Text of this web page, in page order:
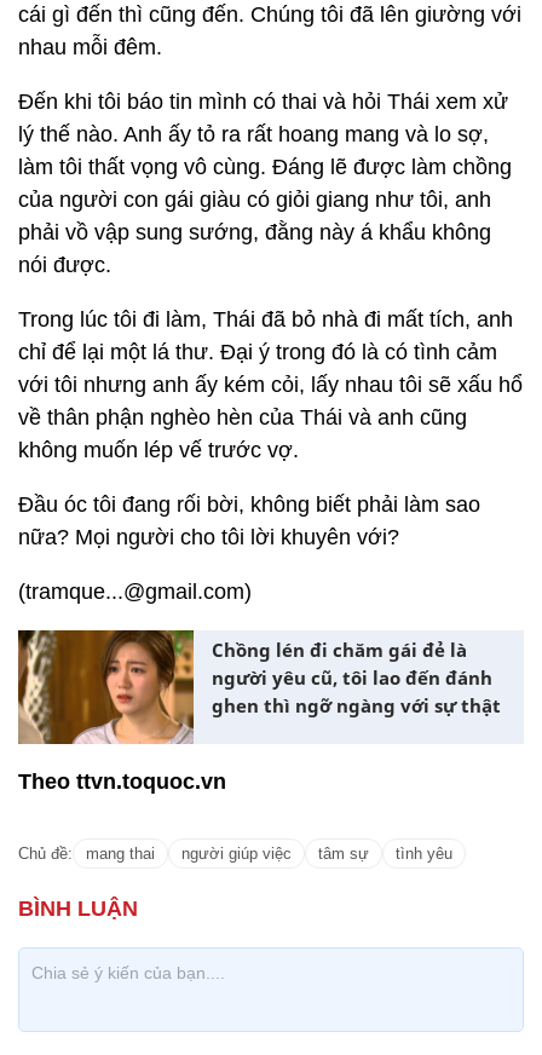
cái gì đến thì cũng đến. Chúng tôi đã lên giường với
nhau mỗi đêm.
Đến khi tôi báo tin mình có thai và hỏi Thái xem xử
lý thế nào. Anh ấy tỏ ra rất hoang mang và lo sợ,
làm tôi thất vọng vô cùng. Đáng lẽ được làm chồng
của người con gái giàu có giỏi giang như tôi, anh
phải vồ vập sung sướng, đằng này á khẩu không
nói được.
Trong lúc tôi đi làm, Thái đã bỏ nhà đi mất tích, anh
chỉ để lại một lá thư. Đại ý trong đó là có tình cảm
với tôi nhưng anh ấy kém cỏi, lấy nhau tôi sẽ xấu hổ
về thân phận nghèo hèn của Thái và anh cũng
không muốn lép vế trước vợ.
Đầu óc tôi đang rối bời, không biết phải làm sao
nữa? Mọi người cho tôi lời khuyên với?
(tramque...@gmail.com)
Chồng lén đi chăm gái đẻ là
người yêu cũ, tôi lao đến đánh
ghen thì ngỡ ngàng với sự thật
Theo ttvn.toquoc.vn
Chủ đề: mang thai người giúp việc tâm sự tình yêu